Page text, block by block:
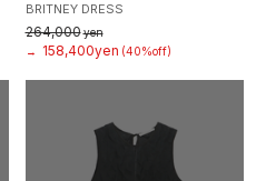
BRITNEY DRESS
264,000yen
→
158,400yen (40%off)